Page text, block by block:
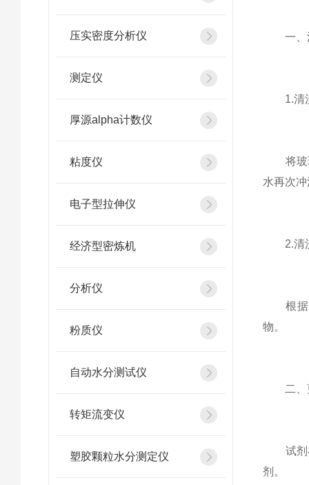
压实密度分析仪
测定仪
厚源alpha计数仪
粘度仪
电子型拉伸仪
经济型密炼机
分析仪
粉质仪
自动水分测试仪
转矩流变仪
塑胶颗粒水分测定仪
一、清
1.清
将玻璃
水再次
2.清
根据电
物。
二、
试剂在
剂。